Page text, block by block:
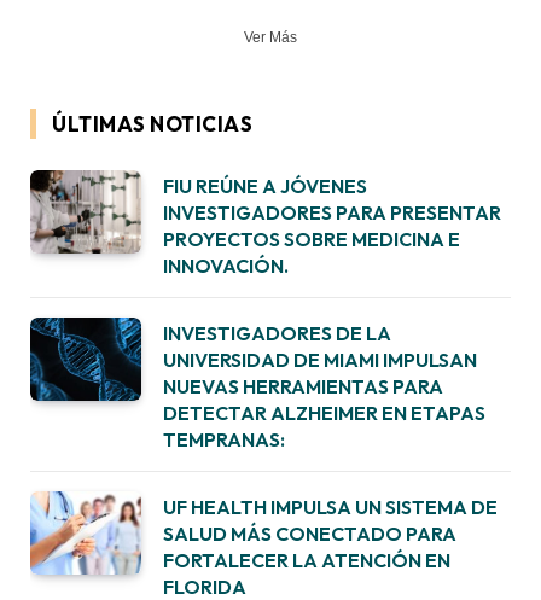
Ver Más
ÚLTIMAS NOTICIAS
FIU REÚNE A JÓVENES
INVESTIGADORES PARA PRESENTAR
PROYECTOS SOBRE MEDICINA E
INNOVACIÓN.
INVESTIGADORES DE LA
UNIVERSIDAD DE MIAMI IMPULSAN
NUEVAS HERRAMIENTAS PARA
DETECTAR ALZHEIMER EN ETAPAS
TEMPRANAS:
UF HEALTH IMPULSA UN SISTEMA DE
SALUD MÁS CONECTADO PARA
FORTALECER LA ATENCIÓN EN
FLORIDA